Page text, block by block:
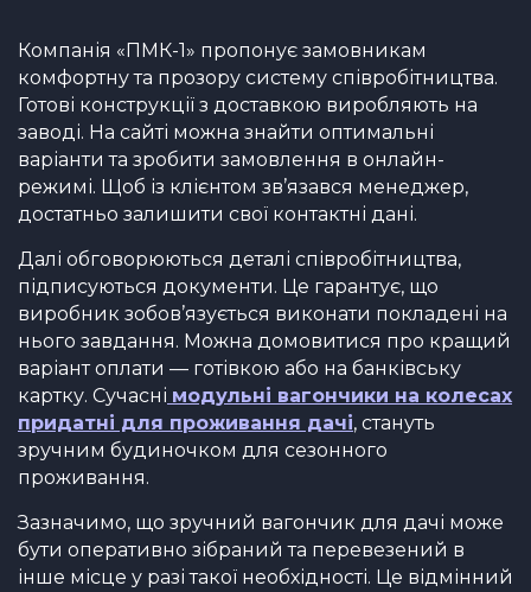
Компанія «ПМК-1» пропонує замовникам
комфортну та прозору систему співробітництва.
Готові конструкції з доставкою виробляють на
заводі. На сайті можна знайти оптимальні
варіанти та зробити замовлення в онлайн-
режимі. Щоб із клієнтом зв’язався менеджер,
достатньо залишити свої контактні дані.
Далі обговорюються деталі співробітництва,
підписуються документи. Це гарантує, що
виробник зобов’язується виконати покладені на
нього завдання. Можна домовитися про кращий
варіант оплати — готівкою або на банківську
картку. Сучасні модульні вагончики на колесах
придатні для проживання дачі, стануть
зручним будиночком для сезонного
проживання.
Зазначимо, що зручний вагончик для дачі може
бути оперативно зібраний та перевезений в
інше місце у разі такої необхідності. Це відмінний